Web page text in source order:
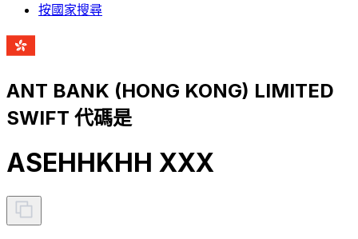
按國家搜尋
ANT BANK (HONG KONG) LIMITED
SWIFT 代碼是
ASEHHKHH XXX